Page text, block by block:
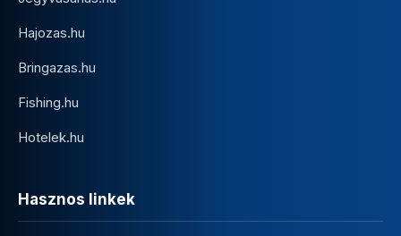
Hajozas.hu
Bringazas.hu
Fishing.hu
Hotelek.hu
Hasznos linkek